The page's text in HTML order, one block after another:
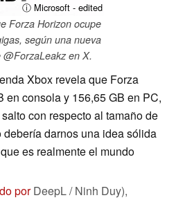
ⓘ Microsoft - edited
Forza Horizon ocupe
según una nueva
@ForzaLeakz en X.
Xbox revela que Forza
en consola y 156,65 GB en PC,
con respecto al tamaño de
darnos una idea sólida
es realmente el mundo
porDeepL / Ninh Duy),